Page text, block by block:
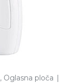
, Oglasna ploča